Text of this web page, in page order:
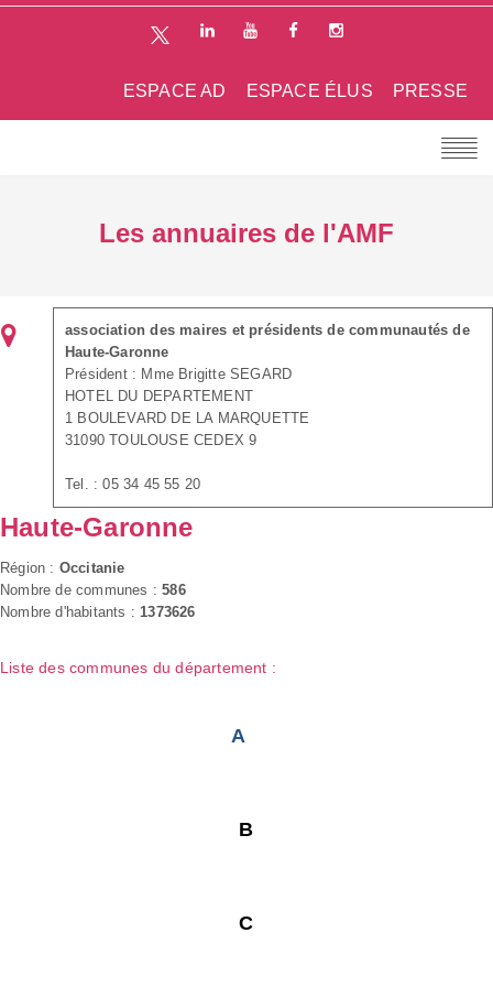
PRESSE
ESPACE ÉLUS
ESPACE AD
Les annuaires de l'AMF
association des maires et présidents de communautés de
Haute-Garonne
Président : Mme Brigitte SEGARD
HOTEL DU DEPARTEMENT
1 BOULEVARD DE LA MARQUETTE
31090 TOULOUSE CEDEX 9
Tel. : 05 34 45 55 20
Haute-Garonne
Région : Occitanie
Nombre de communes :586
Nombre d'habitants : 1373626
Liste des communes du département :
A
B
C